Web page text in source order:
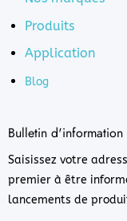
Produits
Application
Blog
Bulletin d'information
Saisissez votre
premier à être
lancements de